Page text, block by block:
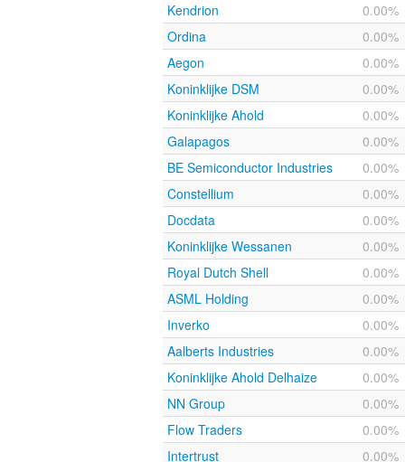
Kendrion
0.00%
Ordina
0.00%
Aegon
0.00%
Koninklijke DSM
0.00%
Koninklijke Ahold
0.00%
Galapagos
0.00%
BE Semiconductor Industries
0.00%
Constellium
0.00%
Docdata
0.00%
Koninklijke Wessanen
0.00%
Royal Dutch Shell
0.00%
ASML Holding
0.00%
Inverko
0.00%
Aalberts Industries
0.00%
Koninklijke Ahold Delhaize
0.00%
NN Group
0.00%
Flow Traders
0.00%
Intertrust
0.00%